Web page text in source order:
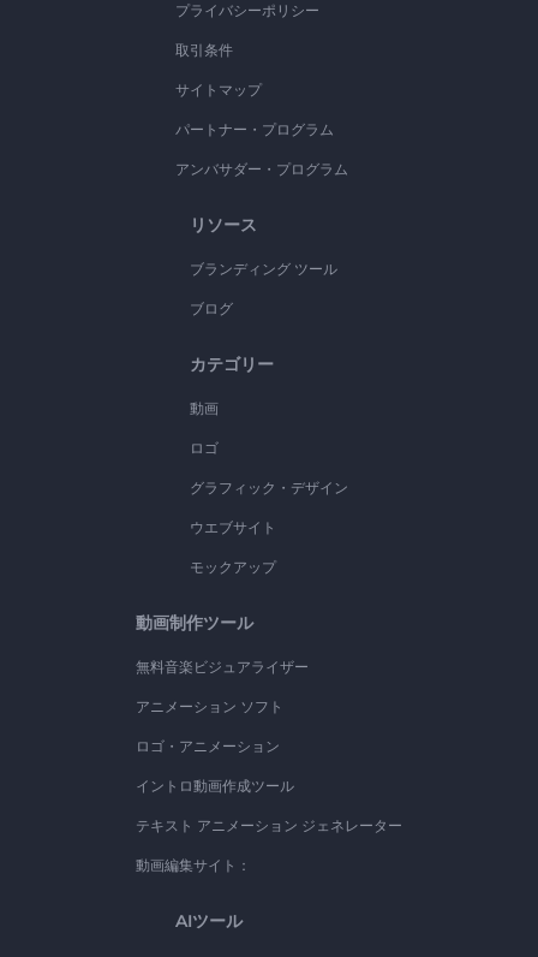
プライバシーポリシー
取引条件
サイトマップ
パートナー・プログラム
アンバサダー・プログラム
リソース
ブランディング ツール
ブログ
カテゴリー
動画
ロゴ
グラフィック・デザイン
ウエブサイト
モックアップ
動画制作ツール
無料音楽ビジュアライザー
アニメーション ソフト
ロゴ・アニメーション
イントロ動画作成ツール
テキスト アニメーション ジェネレーター
動画編集サイト：
AIツール